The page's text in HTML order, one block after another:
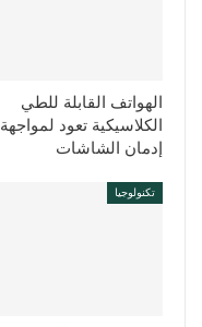
الهواتف القابلة للطي
الكلاسيكية تعود لمواجهة
إدمان الشاشات
تكنولوجيا